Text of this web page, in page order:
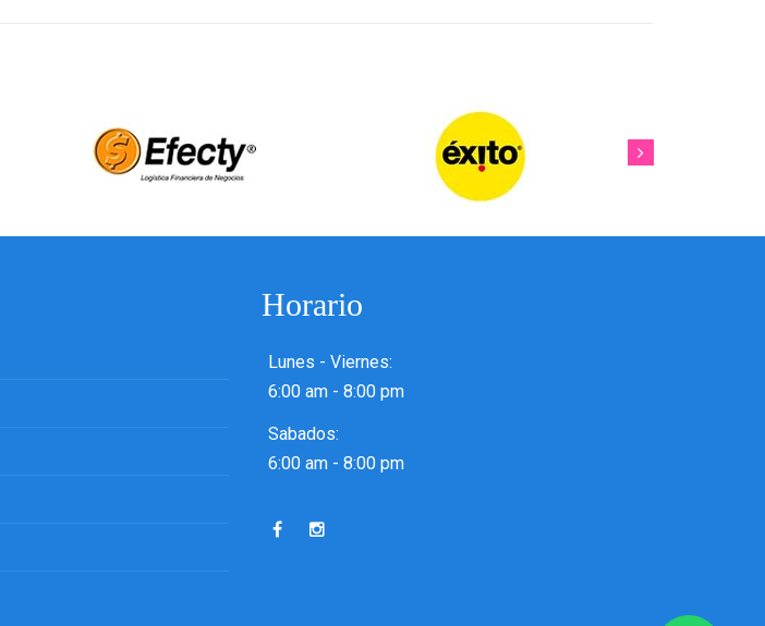
Horario
Lunes - Viernes:
6:00 am - 8:00 pm
Sabados:
6:00 am - 8:00 pm